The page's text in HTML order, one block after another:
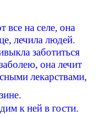
на селе, она
лечила людей.
заботиться
она лечит
лекарствами,
к ней в гости.